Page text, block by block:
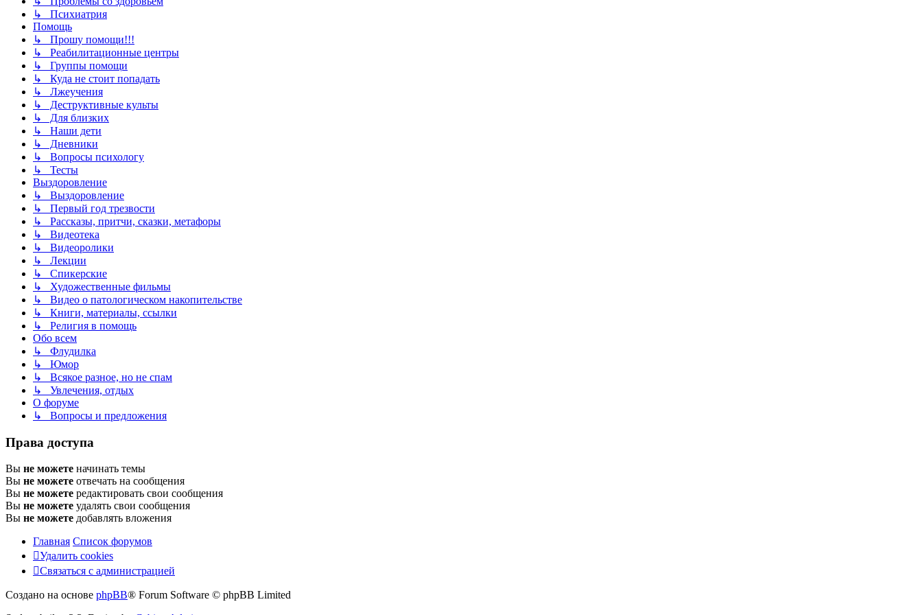
↳ Психиатрия
Помощь
↳ Прошу помощи!!!
↳ Реабилитационные центры
↳ Группы помощи
↳ Куда не стоит попадать
↳ Лжеучения
↳ Деструктивные культы
↳ Для близких
↳ Наши дети
↳ Дневники
↳ Вопросы психологу
↳ Тесты
Выздоровление
↳ Выздоровление
↳ Первый год трезвости
↳ Рассказы, притчи, сказки, метафоры
↳ Видеотека
↳ Видеоролики
↳ Лекции
↳ Спикерские
↳ Художественные фильмы
↳ Видео о патологическом накопительстве
↳ Книги, материалы, ссылки
↳ Религия в помощь
Обо всем
↳ Флудилка
↳ Юмор
↳ Всякое разное, но не спам
↳ Увлечения, отдых
О форуме
↳ Вопросы и предложения
Права доступа
Вы не можете начинать темы
Вы не можете отвечать на сообщения
Вы не можете редактировать свои сообщения
Вы не можете удалять свои сообщения
Вы не можете добавлять вложения
Главная Список форумов
Удалить cookies
Связаться
администрацией
Связаться с администрацией
Создано на основе phpBB® Forum Software © phpBB Limited